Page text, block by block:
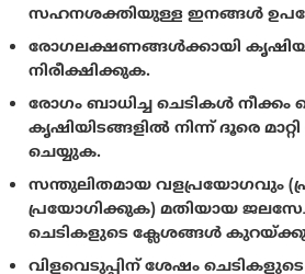
സഹനശക്തിയുള്ള ഇനങ്ങൾ
രോഗലക്ഷണങ്ങൾക്കായി
നിരീക്ഷിക്കുക.
രോഗം ബാധിച്ച ചെടികൾ
കൃഷിയിടങ്ങളിൽ നിന്ന് ദൂരെ
ചെയ്യുക.
സന്തുലിതമായ വളപ്രയോഗവും
പ്രയോഗിക്കുക) മതിയായ
ചെടികളുടെ ക്ലേശങ്ങൾ
വിളവെടുപ്പിന് ശേഷം